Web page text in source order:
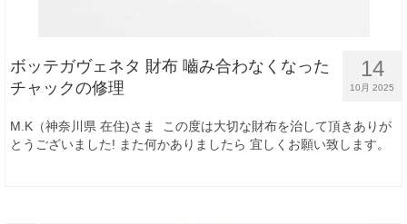
14
10月 2025
ボッテガヴェネタ 財布 嚙み合わなくなった
チャックの修理
M.K（神奈川県 在住)さま この度は大切な財布を治して頂きありが
とうございました! また何かありましたら 宜しくお願い致します。